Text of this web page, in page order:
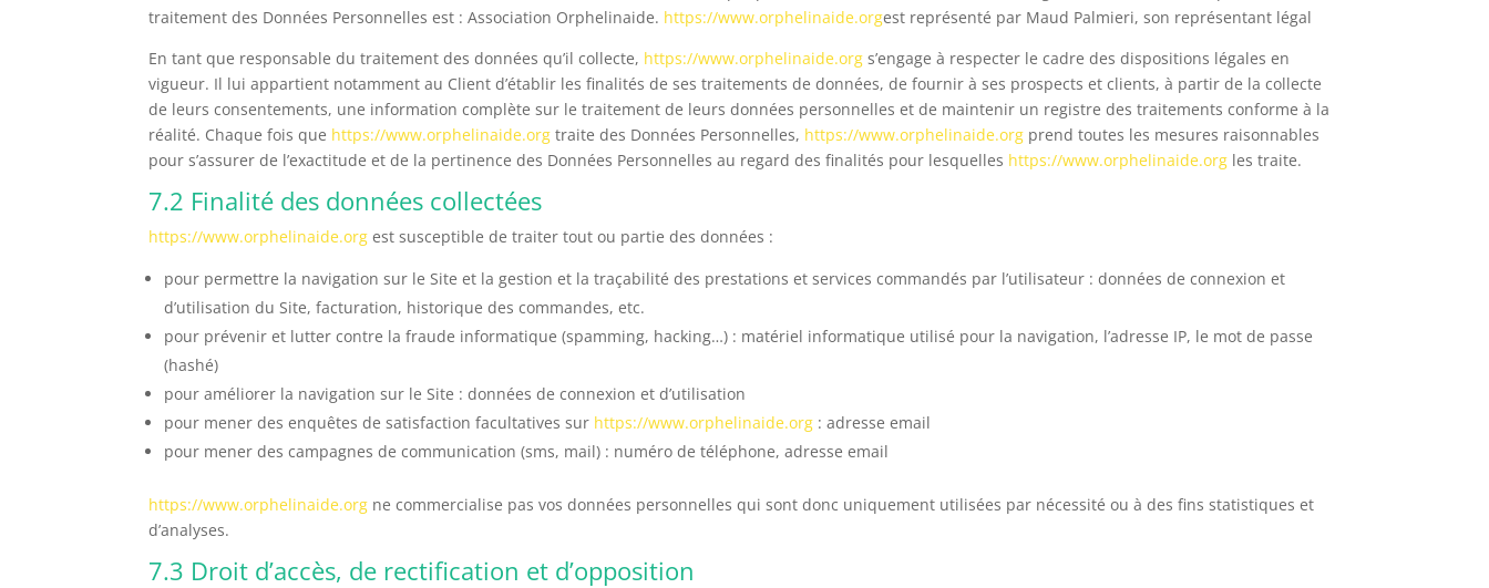
traitement des Données Personnelles est : Association Orphelinaide. https://www.orphelinaide.orgest représenté par Maud Palmieri, son représentant légal
En tant que responsable du traitement des données qu’il collecte, https://www.orphelinaide.org s’engage à respecter le cadre des dispositions légales en
vigueur. Il lui appartient notamment au Client d’établir les finalités de ses traitements de données, de fournir à ses prospects et clients, à partir de la collecte
de leurs consentements, une information complète sur le traitement de leurs données personnelles et de maintenir un registre des traitements conforme à la
réalité. Chaque fois que https://www.orphelinaide.org traite des Données Personnelles, https://www.orphelinaide.org prend toutes les mesures raisonnables
pour s’assurer de l’exactitude et de la pertinence des Données Personnelles au regard des finalités pour lesquelles https://www.orphelinaide.org les traite.
7.2 Finalité des données collectées
https://www.orphelinaide.org est susceptible de traiter tout ou partie des données :
pour permettre la navigation sur le Site et la gestion et la traçabilité des prestations et services commandés par l’utilisateur : données de connexion et
d’utilisation du Site, facturation, historique des commandes, etc.
pour prévenir et lutter contre la fraude informatique (spamming, hacking…) : matériel informatique utilisé pour la navigation, l’adresse IP, le mot de passe
(hashé)
pour améliorer la navigation sur le Site : données de connexion et d’utilisation
pour mener des enquêtes de satisfaction facultatives sur https://www.orphelinaide.org : adresse email
pour mener des campagnes de communication (sms, mail) : numéro de téléphone, adresse email
https://www.orphelinaide.org ne commercialise pas vos données personnelles qui sont donc uniquement utilisées par nécessité ou à des fins statistiques et
d’analyses.
7.3 Droit d’accès, de rectification et d’opposition